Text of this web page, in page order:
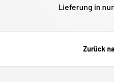
Lieferung in
Zurück